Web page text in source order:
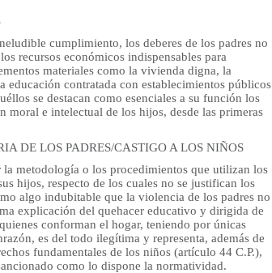
cumplimiento, los deberes de los padres no
recursos económicos indispensables para
materiales como la vivienda digna, la
educación contratada con establecimientos públicos
se destacan como esenciales a su función los
moral e intelectual de los hijos, desde las primeras
DE LOS PADRES/CASTIGO A LOS NIÑOS
la metodología o los procedimientos que utilizan los
hijos, respecto de los cuales no se justifican los
algo indubitable que la violencia de los padres no
explicación del quehacer educativo y dirigida de
conforman el hogar, teniendo por únicas
es del todo ilegítima y representa, además de
fundamentales de los niños (artículo 44 C.P.),
como lo dispone la normatividad.